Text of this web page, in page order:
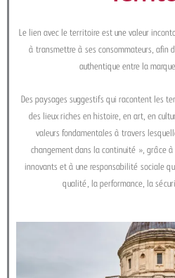
Le lien avec le territoire est une valeur
à transmettre à ses consommateurs, afin
authentique entre la
Des paysages suggestifs qui racontent les
des lieux riches en histoire, en art, en
valeurs fondamentales à travers
changement dans la continuité », grâce
innovants et à une responsabilité sociale
qualité, la performance, la